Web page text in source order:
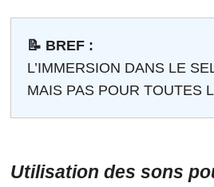
📝 BREF :
L’IMMERSION DANS LE
MAIS PAS POUR TOUTES
Utilisation des sons